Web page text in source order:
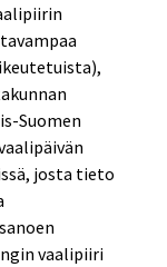
Suomen
josta tieto
vaalipiiri